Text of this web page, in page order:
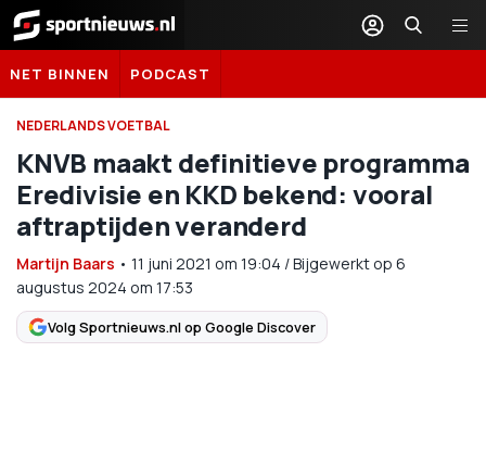
Sportnieuws.nl
NET BINNEN PODCAST
NEDERLANDS VOETBAL
KNVB maakt definitieve programma
Eredivisie en KKD bekend: vooral
aftraptijden veranderd
Martijn Baars • 11 juni 2021 om 19:04 /Bijgewerkt op 6
augustus 2024 om 17:53
Volg Sportnieuws.nl op Google Discover